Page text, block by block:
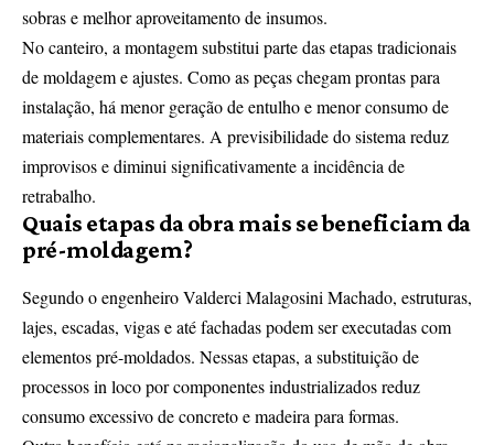
sobras e melhor aproveitamento de insumos.
No canteiro, a montagem substitui parte das etapas tradicionais
de moldagem e ajustes. Como as peças chegam prontas para
instalação, há menor geração de entulho e menor consumo de
materiais complementares. A previsibilidade do sistema reduz
improvisos e diminui significativamente a incidência de
retrabalho.
Quais etapas da obra mais se beneficiam da
pré-moldagem?
Segundo o engenheiro Valderci Malagosini Machado, estruturas,
lajes, escadas, vigas e até fachadas podem ser executadas com
elementos pré-moldados. Nessas etapas, a substituição de
processos in loco por componentes industrializados reduz
consumo excessivo de concreto e madeira para formas.